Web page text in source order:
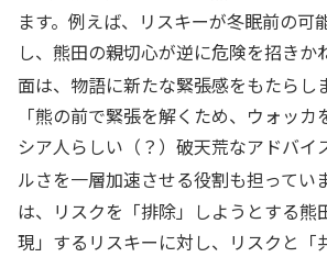
ます。例えば、リスキーが冬眠前の可
し、熊田の親切心が逆に危険を招きか
面は、物語に新たな緊張感をもたらし
「熊の前で緊張を解くため、ウォッ
シア人らしい（？）破天荒なアドバイ
ルさを一層加速させる役割も担ってい
は、リスクを「排除」しようとする熊
現」するリスキーに対し、リスクと「